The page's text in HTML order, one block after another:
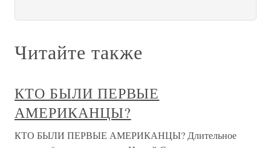
Читайте также
КТО БЫЛИ ПЕРВЫЕ
АМЕРИКАНЦЫ?
КТО БЫЛИ ПЕРВЫЕ АМЕРИКАНЦЫ? Длительное